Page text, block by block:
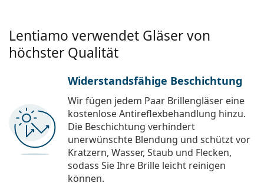
Lentiamo verwendet Gläser von
höchster Qualität
Widerstandsfähige Beschichtung
Wir fügen jedem Paar Brillengläser eine
kostenlose Antireflexbehandlung hinzu.
Die Beschichtung verhindert
unerwünschte Blendung und schützt vor
Kratzern, Wasser, Staub und Flecken,
sodass Sie Ihre Brille leicht reinigen
können.